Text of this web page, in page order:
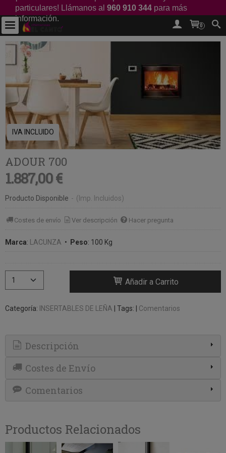
particulares! Llámanos al 960 910 344 para más
información.
0
IVA INCLUIDO
ADOUR 700
1.887,00 €
Producto Disponible - (Imp. Incluidos)
Costes de envío Ver descripción Hacer pregunta
Marca: LACUNZA • Peso: 100 Kg
Añadir a Carrito
Categoría: INSERTABLES DE LEÑA | Tags: | Comentarios
Descripción
Costes de Envío
Comentarios
Productos Relacionados